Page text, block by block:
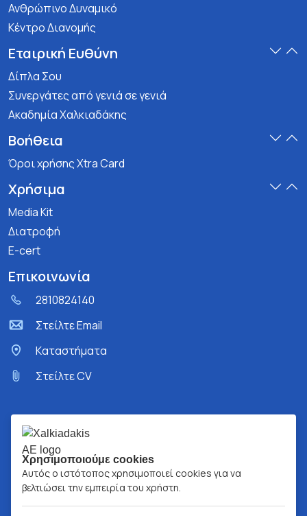
Ανθρώπινο Δυναμικό
Κέντρο Διανομής
Εταιρική Ευθύνη
Δίπλα Σου
Συνεργάτες από γενιά σε γενιά
Ακαδημία Χαλκιαδάκης
Βοήθεια
Όροι χρήσης Xtra Card
Χρήσιμα
Media Kit
Διατροφή
E-cert
Επικοινωνία
2810824140
Στείλτε Email
Kαταστήματα
Στείλτε CV
Χρησιμοποιούμε cookies
Αυτός ο ιστότοπος χρησιμοποιεί cookies για να
βελτιώσει την εμπειρία του χρήστη.